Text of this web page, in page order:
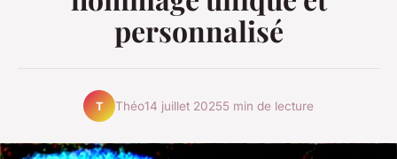
personnalisé
T Théo14 juillet 20255 min de lecture